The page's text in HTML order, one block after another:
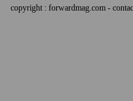
copyright : forwardmag.com -